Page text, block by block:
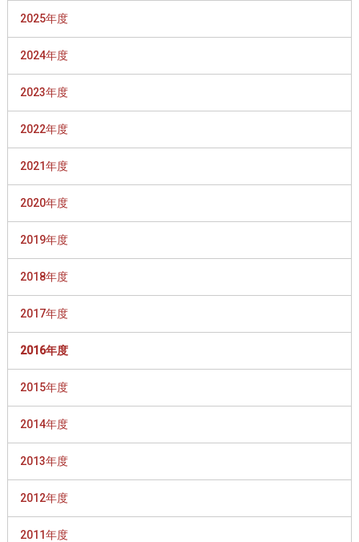
2025年度
2024年度
2023年度
2022年度
2021年度
2020年度
2019年度
2018年度
2017年度
2016年度
2015年度
2014年度
2013年度
2012年度
2011年度